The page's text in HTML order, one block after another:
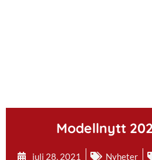
Modellnytt
juli 28, 2021 Nyheter